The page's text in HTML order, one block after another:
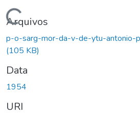
Carregando...
Arquivos
p-o-sarg-mor-da-v-de-ytu-antonio-
(105 KB)
Data
1954
URI